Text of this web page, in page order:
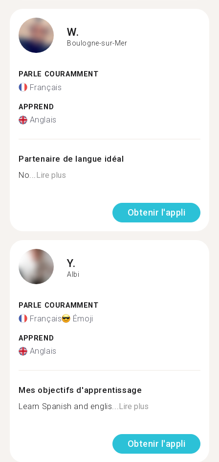
W.
Boulogne-sur-Mer
PARLE COURAMMENT
Français
APPREND
Anglais
Partenaire de langue idéal
No...Lire plus
Obtenir l'appli
Y.
Albi
PARLE COURAMMENT
Français Émoji
APPREND
Anglais
Mes objectifs d'apprentissage
Learn Spanish and englis...Lire plus
Obtenir l'appli